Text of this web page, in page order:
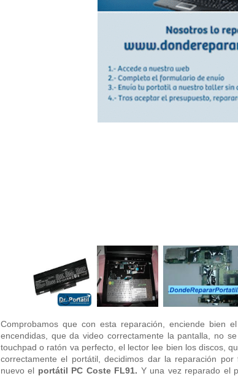
Comprobamos que con esta reparación, enciende bien
encendidas, que da video correctamente la pantalla, no
touchpad o ratón va perfecto, el lector lee bien los discos,
correctamente el portátil, decidimos dar la reparación
nuevo el portátil PC Coste FL91. Y una vez reparado el